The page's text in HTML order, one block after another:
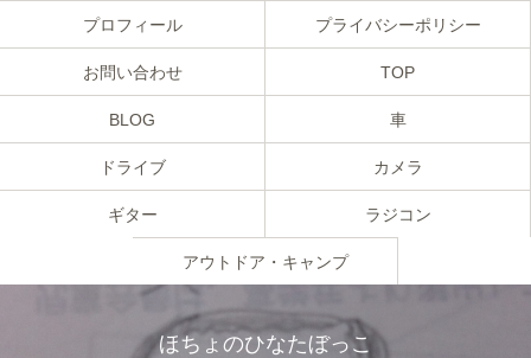
ほちょのひなたぼっこ
プロフィール プライバシーポリシー
お問い合わせ TOP
BLOG 車
ドライブ カメラ
ギター ラジコン
アウトドア・キャンプ